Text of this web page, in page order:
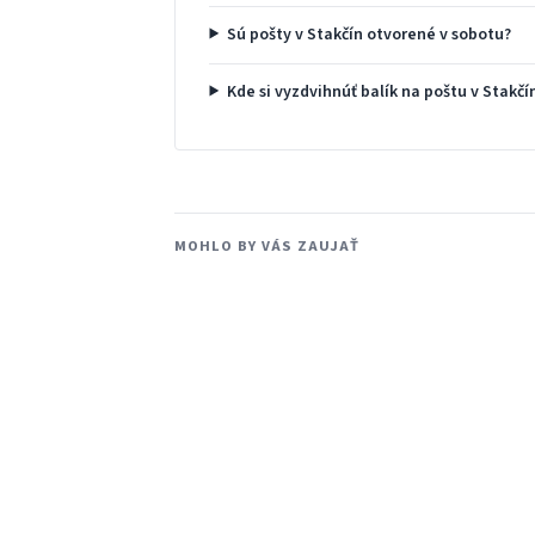
Sú pošty v Stakčín otvorené v sobotu?
Kde si vyzdvihnúť balík na poštu v
MOHLO BY VÁS ZAUJAŤ